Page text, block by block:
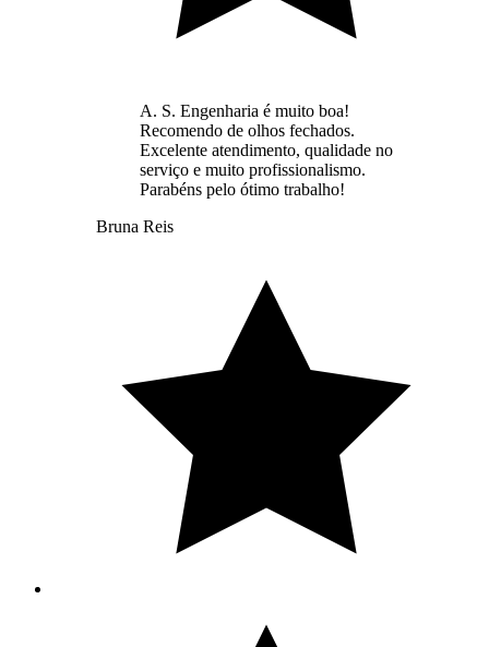
A. S. Engenharia é muito boa!
Recomendo de olhos fechados.
Excelente atendimento, qualidade no
serviço e muito profissionalismo.
Parabéns pelo ótimo trabalho!
Bruna Reis